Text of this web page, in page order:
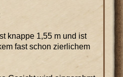
knappe 1,55 m und ist
fast schon zierlichem